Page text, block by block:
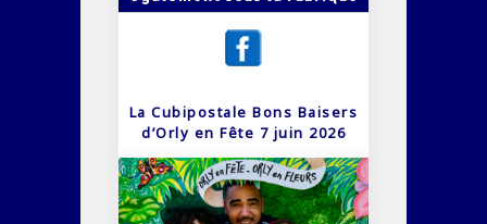
La Cubipostale Bons Baisers
d’Orly en Fête 7 juin 2026